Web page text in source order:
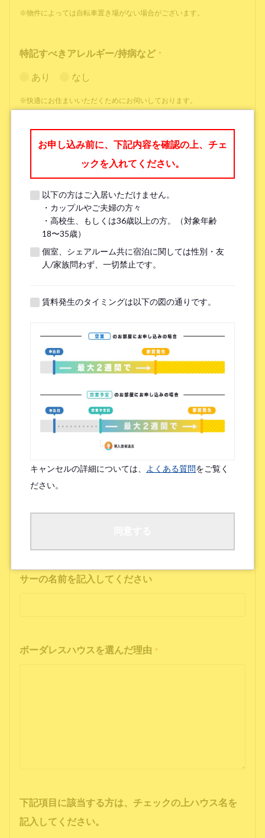
※物件によっては自転車置き場がない場合がございます。
特記すべきアレルギー/持病など *
あり なし
※快適にお住まいいただくためにお伺いしております。
*
勤務先名、学校名 *
※無職の方は無しとご記入ください
提携機関 ※以下の提携機関に所属されている方はお選び下さい。
ボーダレスハウスを知ったきっかけ *
検索エンジン（Google／Yahoo! など）
広告を見て（Google広告／SNS広告 など）
物件ポータルサイト
ブログやWeb記事を読んで
友人/知人からの口コミ
所属先からの紹介
SNSインフルエンサーの投稿を見た
サーの名前を記入してください
ボーダレスハウスを選んだ理由 *
下記項目に該当する方は、チェックの上ハウス名を
記入してください。
お申し込み前に、下記内容を確認の上、チェ
ックを入れてください。
以下の方はご入居いただけません。
・カップルやご夫婦の方々
・高校生、もしくは36歳以上の方。（対象年齢
18〜35歳）
個室、シェアルーム共に宿泊に関しては性別・友
人/家族問わず、一切禁止です。
賃料発生のタイミングは以下の図の通りです。
キャンセルの詳細については、 よくある質問をご覧く
ださい。